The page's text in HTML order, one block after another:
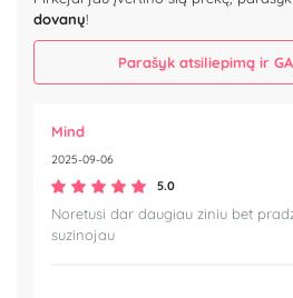
dovanų!
Parašyk atsiliepimą ir
Mind
2025-09-06
5.0
Noretusi dar daugiau ziniu bet
suzinojau